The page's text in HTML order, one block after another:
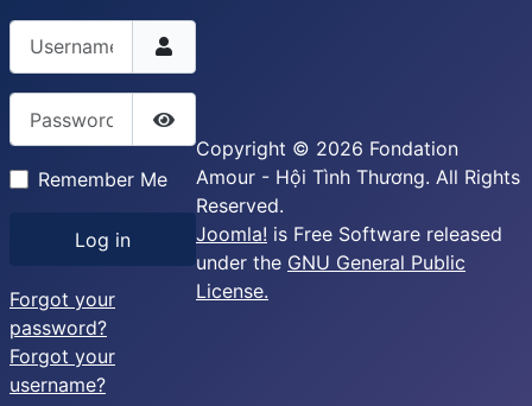
Username
Show Password
Remember Me
Log in
Forgot your
password?
Forgot your
username?
Copyright © 2026 Fondation
Amour - Hội Tình Thương. All Rights
Reserved.
Joomla! is Free Software released
under the GNU General Public
License.